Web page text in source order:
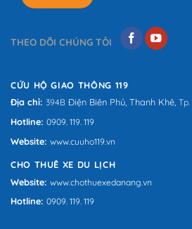
THEO DÕI CHÚNG TÔI
CỨU HỘ GIAO THÔNG 119
Địa chỉ: 394B Điện Biên Phủ, Thanh Khê, Tp.
Hotline: 0909. 119. 119
Website: www.cuuho119.vn
CHO THUÊ XE DU LỊCH
Website: www.chothuexedanang.vn
Hotline: 0909. 119. 119